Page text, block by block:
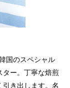
国のスペシャル
ター。丁寧な焙煎
引き出します。名